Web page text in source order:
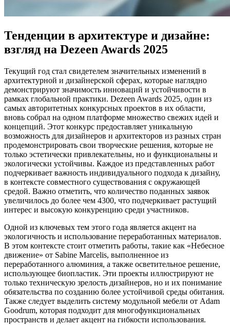
Тенденции в архитектуре и дизайне:
взгляд на Dezeen Awards 2025
Текущий год стал свидетелем значительных изменений в
архитектурной и дизайнерской сферах, которые наглядно
демонстрируют значимость инноваций и устойчивости в
рамках глобальной практики. Dezeen Awards 2025, один из
самых авторитетных конкурсных проектов в их области,
вновь собрал на одном платформе множество свежих идей и
концепций. Этот конкурс предоставляет уникальную
возможность для дизайнеров и архитекторов из разных стран
продемонстрировать свои творческие решения, которые не
только эстетически привлекательны, но и функциональны и
экологически устойчивы. Каждое из представленных работ
подчеркивает важность индивидуального подхода к дизайну,
в контексте совместного существования с окружающей
средой. Важно отметить, что количество поданных заявок
увеличилось до более чем 4300, что подчеркивает растущий
интерес и высокую конкуренцию среди участников.
Одной из ключевых тем этого года является акцент на
экологичность и использование переработанных материалов.
В этом контексте стоит отметить работы, такие как «Небесное
движение» от Sabine Marcelis, выполненное из
переработанного алюминия, а также осветительное решение,
использующее биопластик. Эти проекты иллюстрируют не
только техническую зрелость дизайнеров, но и их понимание
обязательства по созданию более устойчивой среды обитания.
Также следует выделить систему модульной мебели от Adam
Goodrum, которая подходит для многофункциональных
пространств и делает акцент на гибкости использования.